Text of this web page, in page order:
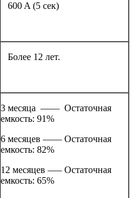
600 A (5 сек)
Более 12 лет.
3 месяца —— Остаточная
емкость: 91%
6 месяцев —— Остаточная
емкость: 82%
12 месяцев —– Остаточная
емкость: 65%